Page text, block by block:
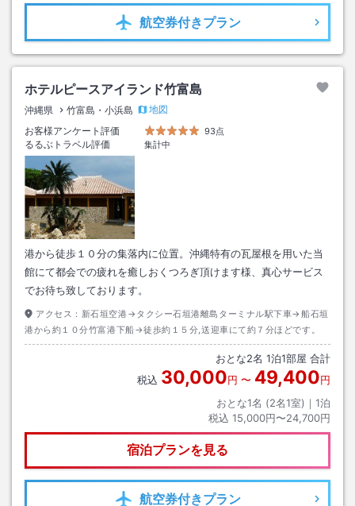
航空券付きプラン
ホテルピースアイランド竹富島
沖縄県 竹富島・小浜島
地図
お客様アンケート評価
93点
るるぶトラベル評価 集計中
港から徒歩１０分の集落内に位置。沖縄特有の瓦屋根を用いた当
館にて都会での疲れを癒しおくつろぎ頂けます様、真心サービス
でお待ち致しております。
アクセス： 新石垣空港→タクシー石垣港離島ターミナル駅下車→船石垣
港から約１０分竹富港下船→徒歩約１５分,送迎車にて約７分ほどです。
おとな2名 1泊1部屋 合計
税込 30,000円 〜 49,400円
おとな1名 (2名1室)｜ 1泊
税込 15,000円〜24,700円
宿泊プランを見る
航空券付きプラン